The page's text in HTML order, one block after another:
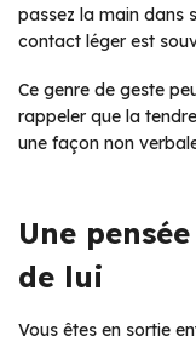
passez la main dans
contact léger est
Ce genre de geste
rappeler que la
une façon non
Une
de lui
Vous êtes en sortie